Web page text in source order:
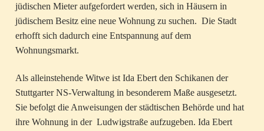
jüdischen Mieter aufgefordert werden, sich in Häusern in
jüdischem Besitz eine neue Wohnung zu suchen. Die Stadt
erhofft sich dadurch eine Entspannung auf dem
Wohnungsmarkt.
Als alleinstehende Witwe ist Ida Ebert den Schikanen der
Stuttgarter NS-Verwaltung in besonderem Maße ausgesetzt.
Sie befolgt die Anweisungen der städtischen Behörde und hat
ihre Wohnung in der Ludwigstraße aufzugeben. Ida Ebert